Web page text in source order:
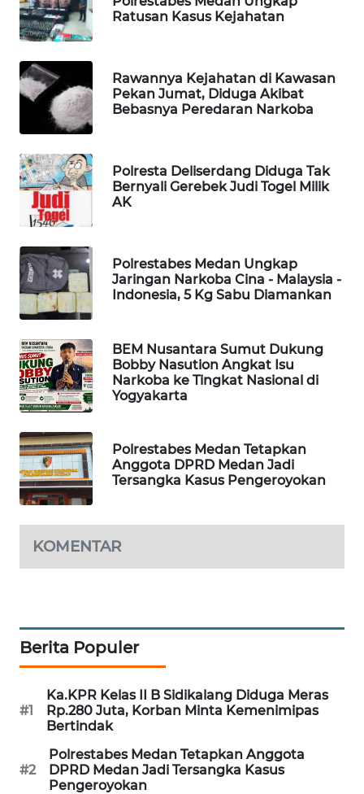
Ratusan Kasus Kejahatan
Rawannya Kejahatan di Kawasan
Pekan Jumat, Diduga Akibat
Bebasnya Peredaran Narkoba
Polresta Deliserdang Diduga Tak
Bernyali Gerebek Judi Togel Milik
AK
Polrestabes Medan Ungkap
Jaringan Narkoba Cina - Malaysia -
Indonesia, 5 Kg Sabu Diamankan
BEM Nusantara Sumut Dukung
Bobby Nasution Angkat Isu
Narkoba ke Tingkat Nasional di
Yogyakarta
Polrestabes Medan Tetapkan
Anggota DPRD Medan Jadi
Tersangka Kasus Pengeroyokan
KOMENTAR
Berita Populer
#1
Ka.KPR Kelas II B Sidikalang Diduga Meras
Rp.280 Juta, Korban Minta Kemenimipas
Bertindak
#2
Polrestabes Medan Tetapkan Anggota
DPRD Medan Jadi Tersangka Kasus
Pengeroyokan
ID
MARTABAT
NET
PLN
WATCH
MKLI
LPKKI
LKKI
KOPEKLIN
PORTAL
KONSUMEN
FORWAMKI
ALPERKLINAS
FORJASIDA
TAMBANG
SIDIKALANG
SIBARAGAS
METRO